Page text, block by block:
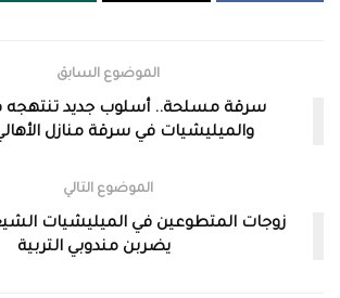
الموضوع السابق
سرقة مسلحة.. أسلوب جديد تنتهجه
والميليشيات في سرقة منازل الأهالي
الموضوع التالي
زوجات المتطوعين في الميليشيات
يضربن مندوبي التربية